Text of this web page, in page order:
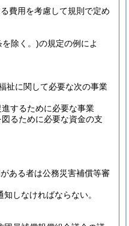
費用を考慮して規則で定め
除く。)の規定の例によ
祉に関して必要な次の事業
するために必要な事業
るために必要な資金の支
ある者は公務災害補償等審
しなければならない。